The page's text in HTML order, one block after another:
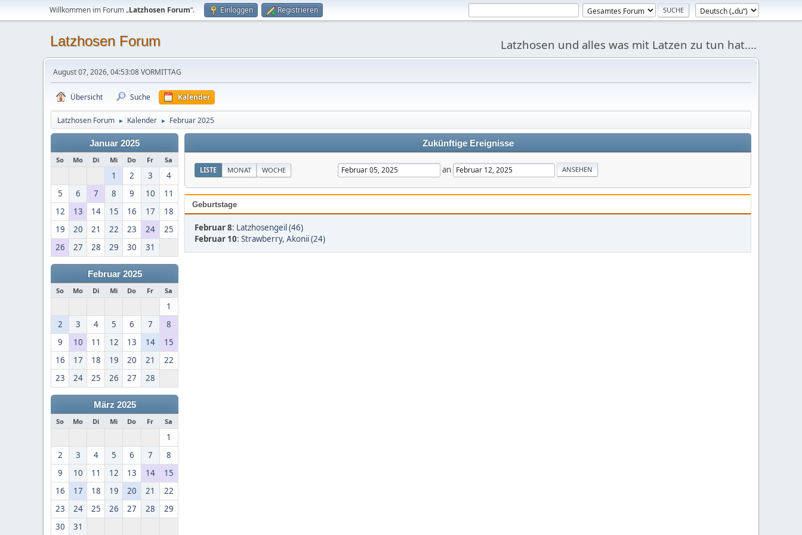
Willkommen im Forum „Latzhosen Forum“. Einloggen Registrieren
Latzhosen Forum Latzhosen und alles was mit Latzen zu tun hat....
August 07, 2026, 04:53:08 VORMITTAG
Übersicht Suche Kalender
Latzhosen Forum ► Kalender ► Februar 2025
Januar 2025
So Mo Di Mi Do Fr Sa
1 2 3
4
5
6 7 8 9 10
11
12
13 14 15 16 17
18
19
20 21 22 23 24
25
26
27 28 29 30 31
Februar 2025
So Mo Di Mi Do Fr Sa
1
2
3 4 5 6 7
8
9
10 11 12 13 14
15
16
17 18 19 20 21
22
23
24 25 26 27 28
März 2025
So Mo Di Mi Do Fr Sa
1
2
3 4 5 6 7
8
9
10 11 12 13 14
15
16
17 18 19 20 21
22
23
24 25 26 27 28
29
30
31
Zukünftige Ereignisse
LISTE MONAT WOCHE an
Geburtstage
Februar 8: Latzhosengeil (46)
Februar 10: Strawberry, Akonii (24)